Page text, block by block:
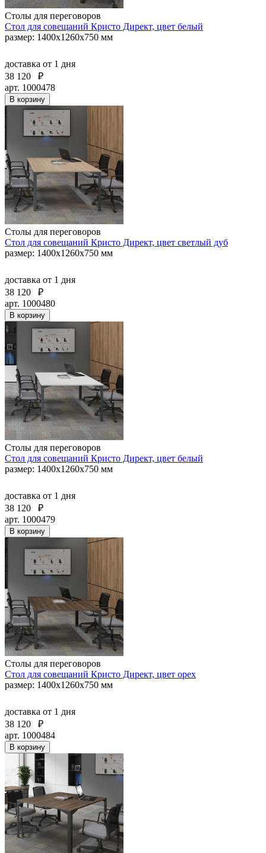
Столы для переговоров
Стол для совещаний Кристо Директ, цвет белый
размер: 1400х1260х750 мм
доставка от 1 дня
38 120
₽
арт. 1000478
В корзину
Столы для переговоров
Стол для совещаний Кристо Директ, цвет светлый дуб
размер: 1400х1260х750 мм
доставка от 1 дня
38 120
₽
арт. 1000480
В корзину
Столы для переговоров
Стол для совещаний Кристо Директ, цвет белый
размер: 1400х1260х750 мм
доставка от 1 дня
38 120
₽
арт. 1000479
В корзину
Столы для переговоров
Стол для совещаний Кристо Директ, цвет орех
размер: 1400х1260х750 мм
доставка от 1 дня
38 120
₽
арт. 1000484
В корзину